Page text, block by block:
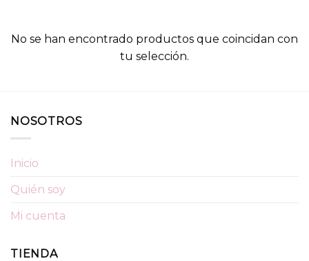
No se han encontrado productos que coincidan con
tu selección.
NOSOTROS
Inicio
Quién soy
Mi cuenta
TIENDA